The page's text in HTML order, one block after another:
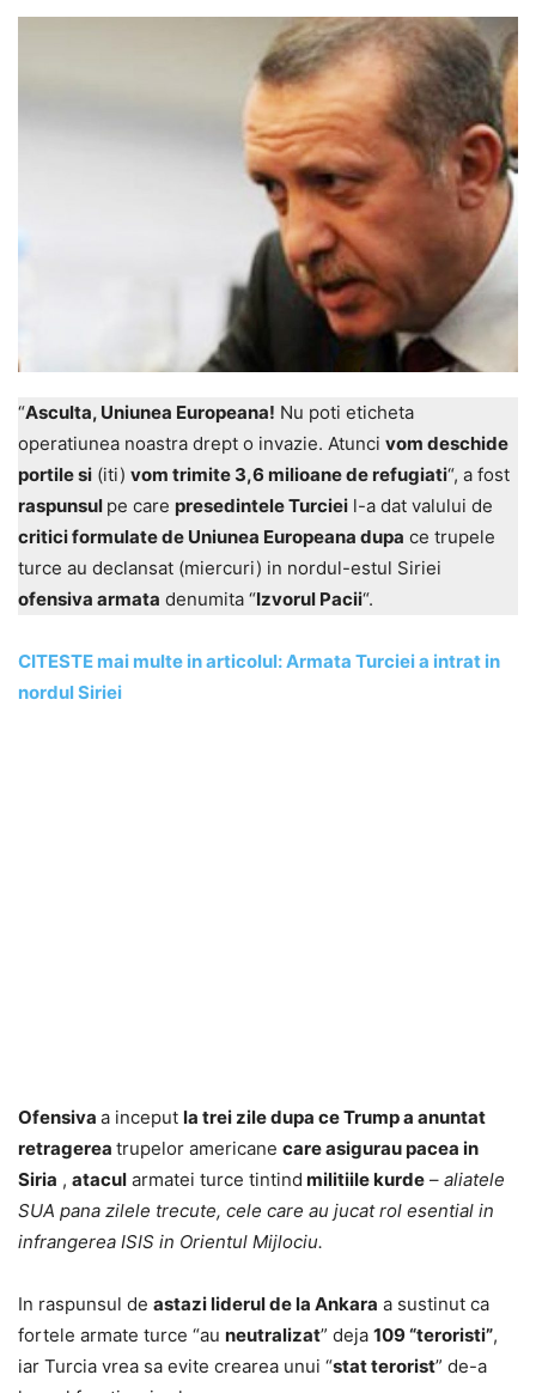
“Asculta, Uniunea Europeana! Nu poti eticheta
operatiunea noastra drept o invazie. Atunci vom deschide
portile si (iti) vom trimite 3,6 milioane de refugiati“, a fost
raspunsul pe care presedintele Turciei l-a dat valului de
critici formulate de Uniunea Europeana dupa ce trupele
turce au declansat (miercuri) in nordul-estul Siriei
ofensiva armata denumita “Izvorul Pacii“.
CITESTE mai multe in articolul: Armata Turciei a intrat in
nordul Siriei
Ofensiva a inceput la trei zile dupa ce Trump a anuntat
retragerea trupelor americane care asigurau pacea in
Siria , atacul armatei turce tintind militiile kurde – aliatele
SUA pana zilele trecute, cele care au jucat rol esential in
infrangerea ISIS in Orientul Mijlociu.
In raspunsul de astazi liderul de la Ankara a sustinut ca
fortele armate turce “au neutralizat” deja 109 “teroristi”,
iar Turcia vrea sa evite crearea unui “stat terorist” de-a